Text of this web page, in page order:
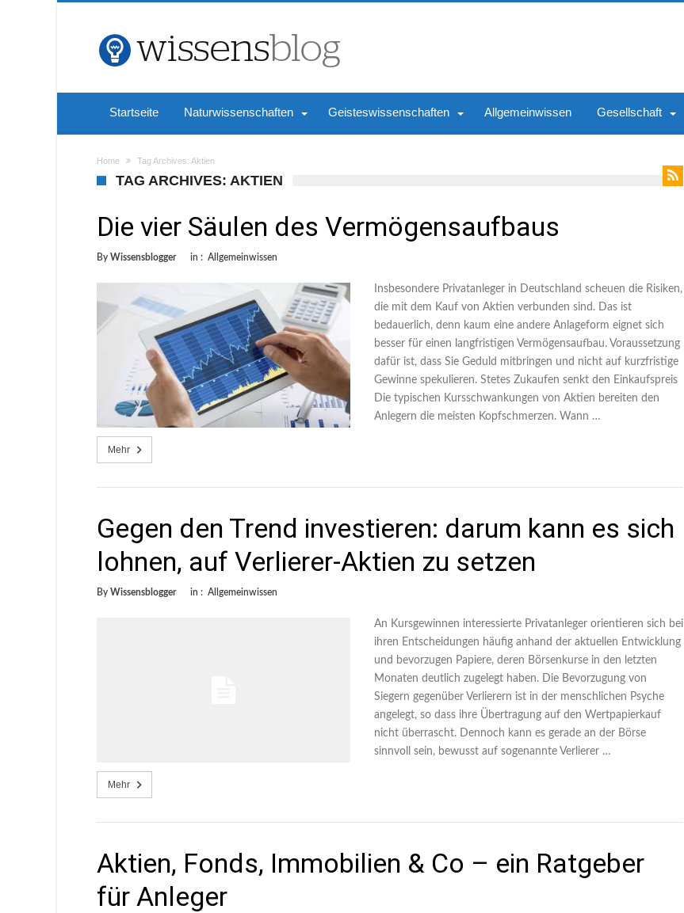
Startseite Naturwissenschaften Geisteswissenschaften Allgemeinwissen Gesellschaft
Home Tag Archives: Aktien
TAG ARCHIVES: AKTIEN
Die vier Säulen des Vermögensaufbaus
By Wissensblogger in : Allgemeinwissen
Insbesondere Privatanleger in Deutschland scheuen die Risiken,
die mit dem Kauf von Aktien verbunden sind. Das ist
bedauerlich, denn kaum eine andere Anlageform eignet sich
besser für einen langfristigen Vermögensaufbau. Voraussetzung
dafür ist, dass Sie Geduld mitbringen und nicht auf kurzfristige
Gewinne spekulieren. Stetes Zukaufen senkt den Einkaufspreis
Die typischen Kursschwankungen von Aktien bereiten den
Anlegern die meisten Kopfschmerzen. Wann …
Mehr
Gegen den Trend investieren: darum kann es sich
lohnen, auf Verlierer-Aktien zu setzen
By Wissensblogger in : Allgemeinwissen
An Kursgewinnen interessierte Privatanleger orientieren sich bei
ihren Entscheidungen häufig anhand der aktuellen Entwicklung
und bevorzugen Papiere, deren Börsenkurse in den letzten
Monaten deutlich zugelegt haben. Die Bevorzugung von
Siegern gegenüber Verlierern ist in der menschlichen Psyche
angelegt, so dass ihre Übertragung auf den Wertpapierkauf
nicht überrascht. Dennoch kann es gerade an der Börse
sinnvoll sein, bewusst auf sogenannte Verlierer …
Mehr
Aktien, Fonds, Immobilien & Co – ein Ratgeber
für Anleger